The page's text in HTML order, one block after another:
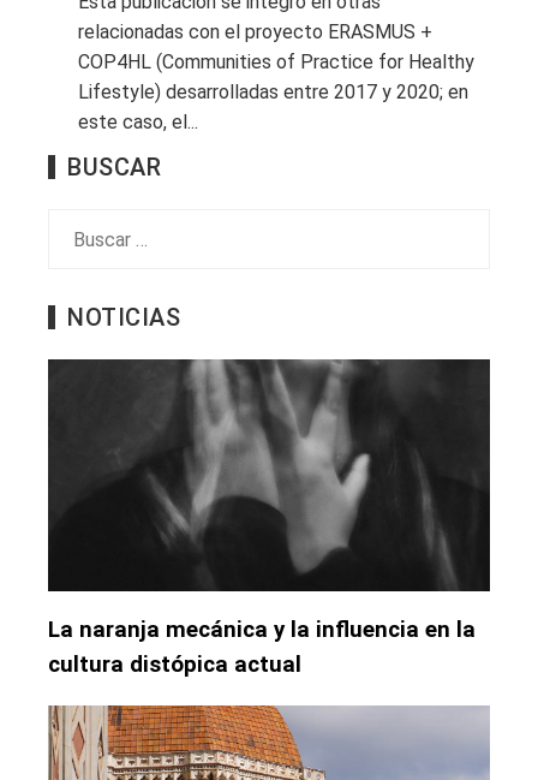
relacionadas con el proyecto ERASMUS +
COP4HL (Communities of Practice for Healthy
Lifestyle) desarrolladas entre 2017 y 2020; en
este caso, el...
BUSCAR
NOTICIAS
La naranja mecánica y la influencia en la
cultura distópica actual